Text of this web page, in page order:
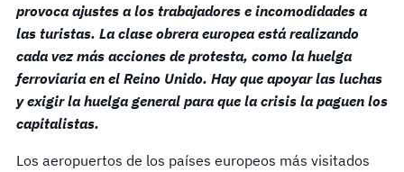
provoca ajustes a los trabajadores e incomodidades a
las turistas. La clase obrera europea está realizando
cada vez más acciones de protesta, como la huelga
ferroviaria en el Reino Unido. Hay que apoyar las luchas
y exigir la huelga general para que la crisis la paguen los
capitalistas.
Los aeropuertos de los países europeos más visitados